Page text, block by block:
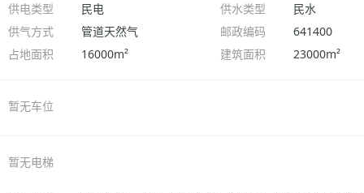
供电类型
民电 供水类型
民水
供气方式
管道天然气 邮政编码
641400
占地面积
16000m² 建筑面积 23000m²
暂无车位
暂无电梯